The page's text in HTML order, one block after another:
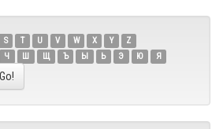
S T U V W X Y
Z
Ч Ш Щ Ъ Ы Ь Э Ю Я